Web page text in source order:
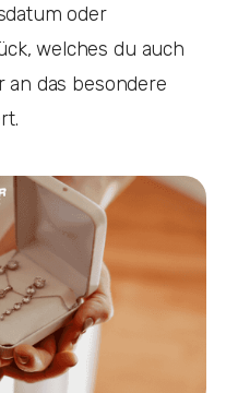
oder
welches du auch
an das besondere